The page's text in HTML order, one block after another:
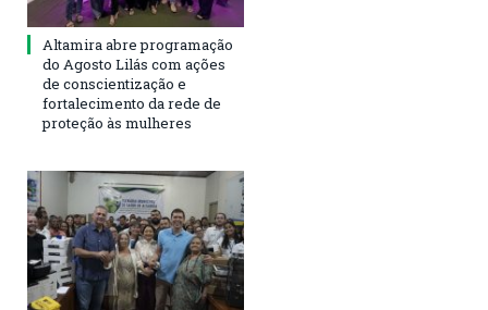
Altamira abre programação
do Agosto Lilás com ações
de conscientização e
fortalecimento da rede de
proteção às mulheres